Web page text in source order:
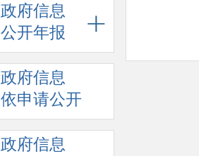
政府信息
公开年报
政府信息
依申请公开
政府信息